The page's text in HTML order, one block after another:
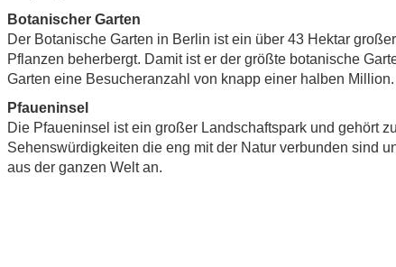
Botanischer Garten
Der Botanische Garten in Berlin ist ein über 43 Hektar
Pflanzen beherbergt. Damit ist er der größte botanische
Garten eine Besucheranzahl von knapp einer halben Million.
Pfaueninsel
Die Pfaueninsel ist ein großer Landschaftspark und gehört
Sehenswürdigkeiten die eng mit der Natur verbunden sind
aus der ganzen Welt an.